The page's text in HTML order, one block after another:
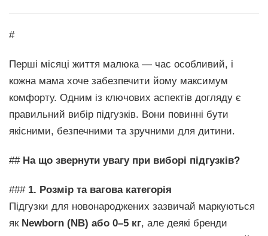
#
Перші місяці життя малюка — час особливий, і
кожна мама хоче забезпечити йому максимум
комфорту. Одним із ключових аспектів догляду є
правильний вибір підгузків. Вони повинні бути
якісними, безпечними та зручними для дитини.
## На що звернути увагу при виборі підгузків?
### 1. Розмір та вагова категорія
Підгузки для новонароджених зазвичай маркуються
як Newborn (NB) або 0–5 кг, але деякі бренди